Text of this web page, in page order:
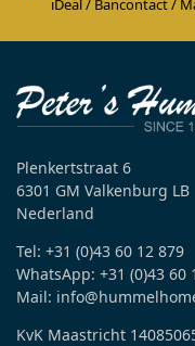
iDeal / Bancontact /
Plenkertstraat 6
6301 GM Valkenburg LB
Nederland
Tel: +31 (0)43 60 12 879
WhatsApp: +31 (0)43 60
Mail:
KvK Maastricht